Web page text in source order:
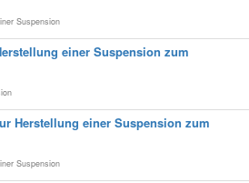
Suspension
einer Suspension zum
Herstellung einer Suspension zum
Suspension